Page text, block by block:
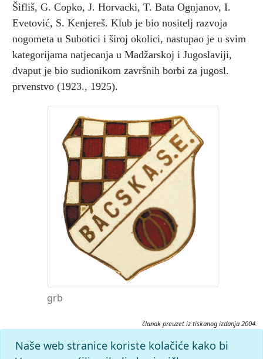
Šifliš, G. Copko, J. Horvacki, T. Bata Ognjanov, I.
Evetović, S. Kenjereš. Klub je bio nositelj razvoja
nogometa u Subotici i široj okolici, nastupao je u svim
kategorijama natjecanja u Madžarskoj i Jugoslaviji,
dvaput je bio sudionikom završnih borbi za jugosl.
prvenstvo (1923., 1925).
grb
članak preuzet iz tiskanog izdanja 2004.
Citiranje:
Bačka.
Nogometni leksikon (2004), mrežno izdanje.
Naše web stranice koriste kolačiće kako bi